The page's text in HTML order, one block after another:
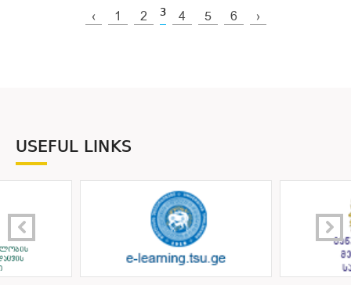
‹ 1 2 3 4 5 6 ›
USEFUL LINKS